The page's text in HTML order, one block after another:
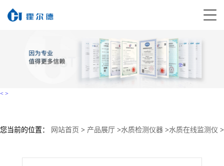
< >
您当前的位置： 网站首页 > 产品展厅 >水质检测仪器 >水质在线监测仪 >